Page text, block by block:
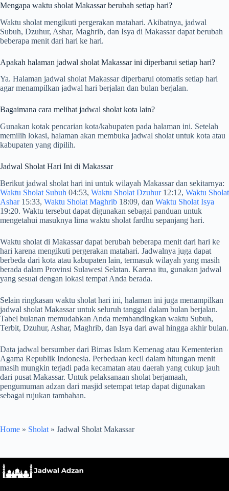
Mengapa waktu sholat Makassar berubah setiap hari?
Waktu sholat mengikuti pergerakan matahari. Akibatnya, jadwal
Subuh, Dzuhur, Ashar, Maghrib, dan Isya di Makassar dapat berubah
beberapa menit dari hari ke hari.
Apakah halaman jadwal sholat Makassar ini diperbarui setiap hari?
Ya. Halaman jadwal sholat Makassar diperbarui otomatis setiap hari
agar menampilkan jadwal hari berjalan dan bulan berjalan.
Bagaimana cara melihat jadwal sholat kota lain?
Gunakan kotak pencarian kota/kabupaten pada halaman ini. Setelah
memilih lokasi, halaman akan membuka jadwal sholat untuk kota atau
kabupaten yang dipilih.
Jadwal Sholat Hari Ini di Makassar
Berikut jadwal sholat hari ini untuk wilayah Makassar dan sekitarnya:
Waktu Sholat Subuh 04:53, Waktu Sholat Dzuhur12:12, Waktu Sholat
Ashar15:33, Waktu Sholat Maghrib 18:09, dan Waktu Sholat Isya
19:20. Waktu tersebut dapat digunakan sebagai panduan untuk
mengetahui masuknya lima waktu sholat fardhu sepanjang hari.
Waktu sholat di Makassar dapat berubah beberapa menit dari hari ke
hari karena mengikuti pergerakan matahari. Jadwalnya juga dapat
berbeda dari kota atau kabupaten lain, termasuk wilayah yang masih
berada dalam Provinsi Sulawesi Selatan. Karena itu, gunakan jadwal
yang sesuai dengan lokasi tempat Anda berada.
Selain ringkasan waktu sholat hari ini, halaman ini juga menampilkan
jadwal sholat Makassar untuk seluruh tanggal dalam bulan berjalan.
Tabel bulanan memudahkan Anda membandingkan waktu Subuh,
Terbit, Dzuhur, Ashar, Maghrib, dan Isya dari awal hingga akhir bulan.
Data jadwal bersumber dari Bimas Islam Kemenag atau Kementerian
Agama Republik Indonesia. Perbedaan kecil dalam hitungan menit
masih mungkin terjadi pada kecamatan atau daerah yang cukup jauh
dari pusat Makassar. Untuk pelaksanaan sholat berjamaah,
pengumuman adzan dari masjid setempat tetap dapat digunakan
sebagai rujukan tambahan.
Home » Sholat » Jadwal Sholat Makassar